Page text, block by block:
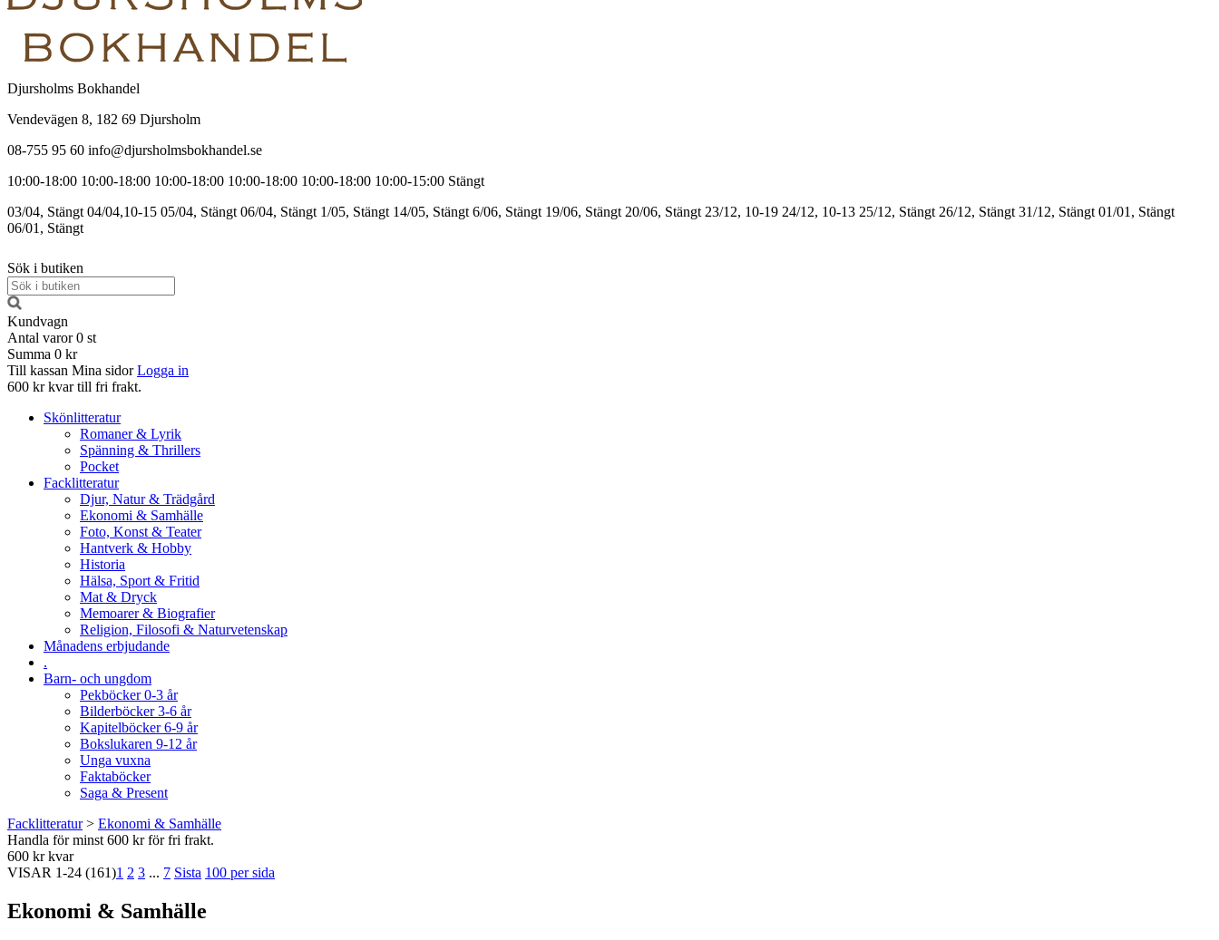
Djursholms Bokhandel
Vendevägen 8, 182 69 Djursholm
08-755 95 60 info@djursholmsbokhandel.se
10:00-18:00 10:00-18:00 10:00-18:00 10:00-18:00 10:00-18:00 10:00-15:00 Stängt
03/04, Stängt 04/04,10-15 05/04, Stängt 06/04, Stängt 1/05, Stängt 14/05, Stängt 6/06, Stängt 19/06, Stängt 20/06, Stängt 23/12, 10-19 24/12, 10-13 25/12, Stängt 26/12, Stängt 31/12, Stängt 01/01, Stängt
06/01, Stängt
Sök i butiken
Kundvagn
Antal varor 0 st
Summa 0 kr
Till kassan Mina sidor Logga in
600 kr kvar till fri frakt.
Skönlitteratur
Romaner & Lyrik
Spänning & Thrillers
Pocket
Facklitteratur
Djur, Natur & Trädgård
Ekonomi & Samhälle
Foto, Konst & Teater
Hantverk & Hobby
Historia
Hälsa, Sport & Fritid
Mat & Dryck
Memoarer & Biografier
Religion, Filosofi & Naturvetenskap
Månadens erbjudande
.
Barn- och ungdom
Pekböcker 0-3 år
Bilderböcker 3-6 år
Kapitelböcker 6-9 år
Bokslukaren 9-12 år
Unga vuxna
Faktaböcker
Saga & Present
Facklitteratur> Ekonomi & Samhälle
Handla för minst 600 kr för fri frakt.
600 kr kvar
VISAR 1-24 (161)1 2 3 ... 7 Sista 100 per sida
Ekonomi & Samhälle